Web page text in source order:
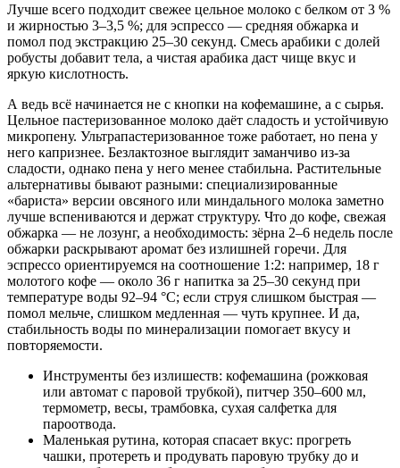
Лучше всего подходит свежее цельное молоко с белком от 3 %
и жирностью 3–3,5 %; для эспрессо — средняя обжарка и
помол под экстракцию 25–30 секунд. Смесь арабики с долей
робусты добавит тела, а чистая арабика даст чище вкус и
яркую кислотность.
А ведь всё начинается не с кнопки на кофемашине, а с сырья.
Цельное пастеризованное молоко даёт сладость и устойчивую
микропену. Ультрапастеризованное тоже работает, но пена у
него капризнее. Безлактозное выглядит заманчиво из‑за
сладости, однако пена у него менее стабильна. Растительные
альтернативы бывают разными: специализированные
«бариста» версии овсяного или миндального молока заметно
лучше вспениваются и держат структуру. Что до кофе, свежая
обжарка — не лозунг, а необходимость: зёрна 2–6 недель после
обжарки раскрывают аромат без излишней горечи. Для
эспрессо ориентируемся на соотношение 1:2: например, 18 г
молотого кофе — около 36 г напитка за 25–30 секунд при
температуре воды 92–94 °C; если струя слишком быстрая —
помол мельче, слишком медленная — чуть крупнее. И да,
стабильность воды по минерализации помогает вкусу и
повторяемости.
Инструменты без излишеств: кофемашина (рожковая
или автомат с паровой трубкой), питчер 350–600 мл,
термометр, весы, трамбовка, сухая салфетка для
пароотвода.
Маленькая рутина, которая спасает вкус: прогреть
чашки, протереть и продувать паровую трубку до и